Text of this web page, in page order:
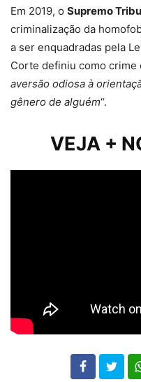
Em 2019, o Supremo
criminalização da
a ser enquadradas pela
Corte definiu como crime
aversão odiosa à
gênero de alguém“.
VEJA +
102 35